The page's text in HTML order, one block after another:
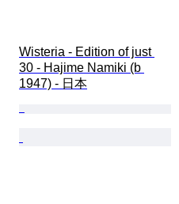
Wisteria - Edition of just
30 - Hajime Namiki (b
1947) - 日本